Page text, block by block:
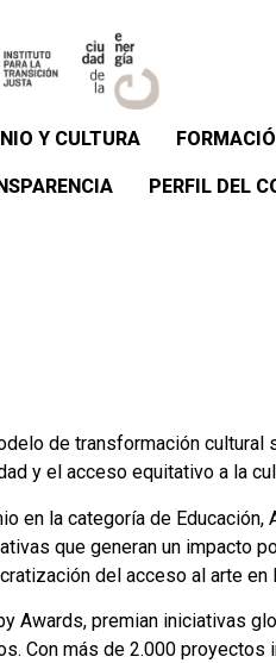
Y CULTURA
PERFIL DEL
de transformación cultural
y el acceso equitativo a la
en la categoría de
que generan un impacto
del acceso al arte en
Awards, premian iniciativas
Con más de 2.000